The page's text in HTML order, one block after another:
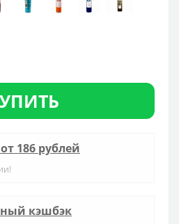
186 рублей
кэшбэк